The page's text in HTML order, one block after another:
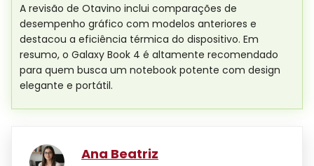
A revisão de Otavino inclui comparações de
desempenho gráfico com modelos anteriores e
destacou a eficiência térmica do dispositivo. Em
resumo, o Galaxy Book 4 é altamente recomendado
para quem busca um notebook potente com design
elegante e portátil.
Ana Beatriz